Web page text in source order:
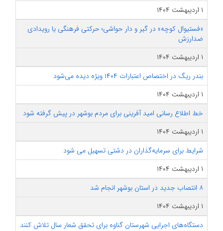
۱ اردیبهشت ۱۴۰۴
«فستیوال کوچه» در گیر و دار حواشی؛ حرکتی فرهنگی یا رویدادی
ضدارزش
۱ اردیبهشت ۱۴۰۴
بندر ریگ در اختصاص اعتبارات ۱۴۰۴ ویژه دیده می‌شود
۱ اردیبهشت ۱۴۰۴
خط اطلاع رسانی امید آفرینی برای مردم بوشهر در پیش گرفته شود
۱ اردیبهشت ۱۴۰۴
شرایط برای سرمایه‌گذاران در دشتی تسهیل می شود
۱ اردیبهشت ۱۴۰۴
۸ انتصاب جدید در استان بوشهر انجام شد
۱ اردیبهشت ۱۴۰۴
دستگاه‌های اجرایی شهرستان گناوه برای تحقق شعار سال تلاش کنند